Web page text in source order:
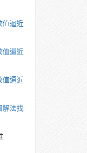
逼近
逼近
逼近
法找